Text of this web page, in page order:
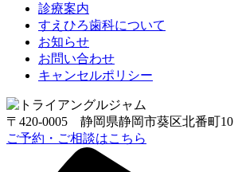
診療案内
すえひろ歯科について
お知らせ
お問い合わせ
キャンセルポリシー
〒420-0005 静岡県静岡市葵区北番町10
ご予約・ご相談はこちら